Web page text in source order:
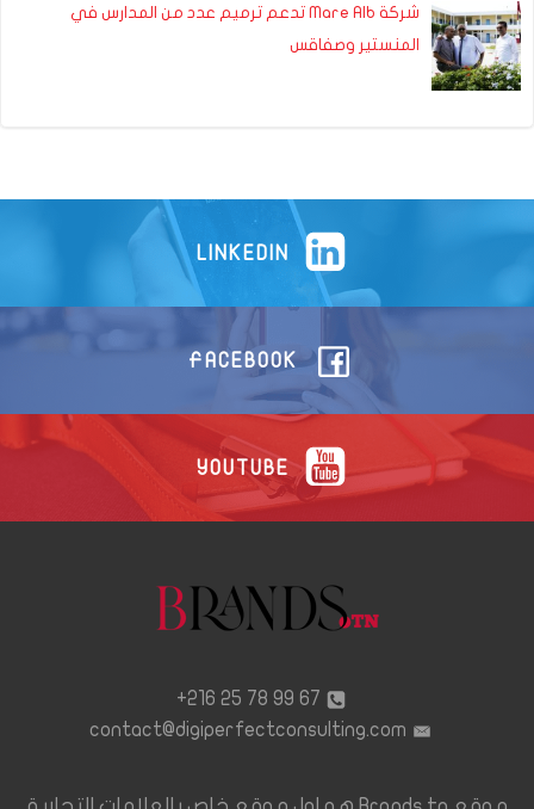
شركة Mare Alb تدعم ترميم عدد من المدارس في
المنستير وصفاقس
LINKEDIN
FACEBOOK
YOUTUBE
67 99 78 25 216+
contact@digiperfectconsulting.com